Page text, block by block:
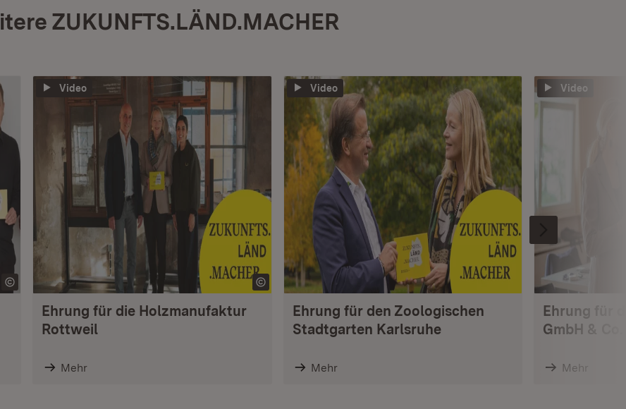
ZUKUNFTS.LÄND.MACHER
Video
Ehrung für die Holzmanufaktur
Rottweil
Mehr
Video
Ehrung für den Zoologischen
Stadtgarten Karlsruhe
Mehr
Video
Ehrung für
GmbH & Co.
Mehr